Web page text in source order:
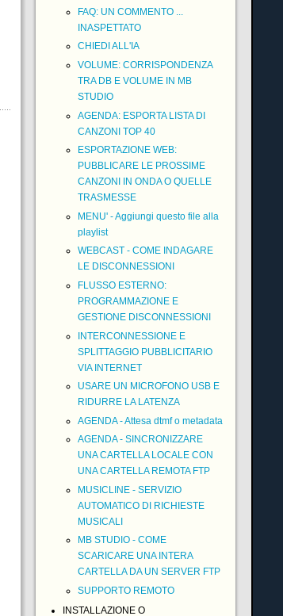
FAQ: UN COMMENTO ...
INASPETTATO
CHIEDI ALL'IA
VOLUME: CORRISPONDENZA
TRA DB E VOLUME IN MB
STUDIO
AGENDA: ESPORTA LISTA DI
CANZONI TOP 40
ESPORTAZIONE WEB:
PUBBLICARE LE PROSSIME
CANZONI IN ONDA O QUELLE
TRASMESSE
MENU' - Aggiungi questo file alla
playlist
WEBCAST - COME INDAGARE
LE DISCONNESSIONI
FLUSSO ESTERNO:
PROGRAMMAZIONE E
GESTIONE DISCONNESSIONI
INTERCONNESSIONE E
SPLITTAGGIO PUBBLICITARIO
VIA INTERNET
USARE UN MICROFONO USB E
RIDURRE LA LATENZA
AGENDA - Attesa dtmf o metadata
AGENDA - SINCRONIZZARE
UNA CARTELLA LOCALE CON
UNA CARTELLA REMOTA FTP
MUSICLINE - SERVIZIO
AUTOMATICO DI RICHIESTE
MUSICALI
MB STUDIO - COME
SCARICARE UNA INTERA
CARTELLA DA UN SERVER FTP
SUPPORTO REMOTO
INSTALLAZIONE O